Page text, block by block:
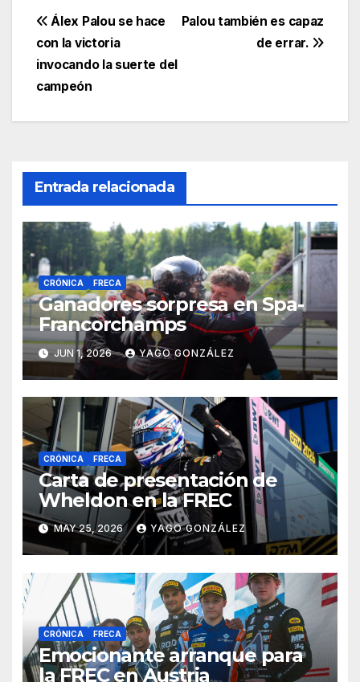
Palou también es capaz
de errar.
Álex Palou se hace
con la victoria
invocando la suerte del
campeón
Entrada relacionada
CRÓNICA FRECA
Ganadores sorpresa en Spa-
Francorchamps
JUN 1, 2026 YAGO GONZÁLEZ
CRÓNICA FRECA
Carta de presentación de
Wheldon en la FREC
MAY 25, 2026 YAGO GONZÁLEZ
CRÓNICA FRECA
Emocionante arranque para
la FREC en Austria